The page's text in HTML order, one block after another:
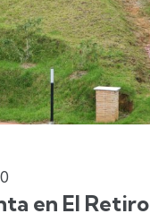
en El Retiro